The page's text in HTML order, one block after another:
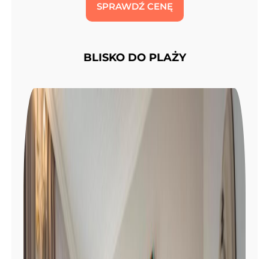
SPRAWDŹ CENĘ
BLISKO DO PLAŻY